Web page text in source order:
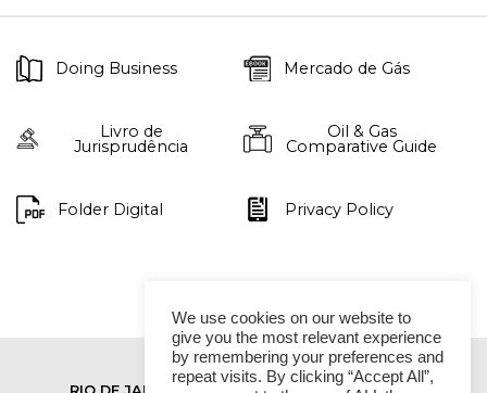
Doing Business Mercado de Gás
Livro de
Jurisprudência
Oil & Gas
Comparative Guide
Folder Digital Privacy Policy
We use cookies on our website to
give you the most relevant experience
by remembering your preferences and
repeat visits. By clicking “Accept All”,